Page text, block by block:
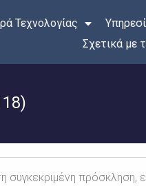
Τεχνολογίας
Σχετικά με
συγκεκριμένη πρόσκληση,